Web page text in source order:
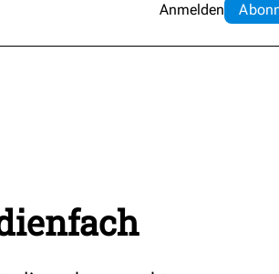
Anmelden Abo